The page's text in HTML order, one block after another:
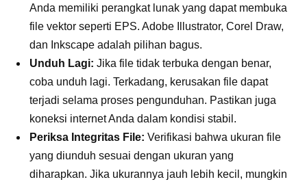
Anda memiliki perangkat lunak yang dapat membuka
file vektor seperti EPS. Adobe Illustrator, Corel Draw,
dan Inkscape adalah pilihan bagus.
Unduh Lagi: Jika file tidak terbuka dengan benar,
coba unduh lagi. Terkadang, kerusakan file dapat
terjadi selama proses pengunduhan. Pastikan juga
koneksi internet Anda dalam kondisi stabil.
Periksa Integritas File: Verifikasi bahwa ukuran file
yang diunduh sesuai dengan ukuran yang
diharapkan. Jika ukurannya jauh lebih kecil, mungkin